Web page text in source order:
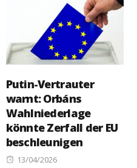
Putin-Vertrauter
warnt: Orbáns
Wahlniederlage
könnte Zerfall der EU
beschleunigen
Posted
13/04/2026